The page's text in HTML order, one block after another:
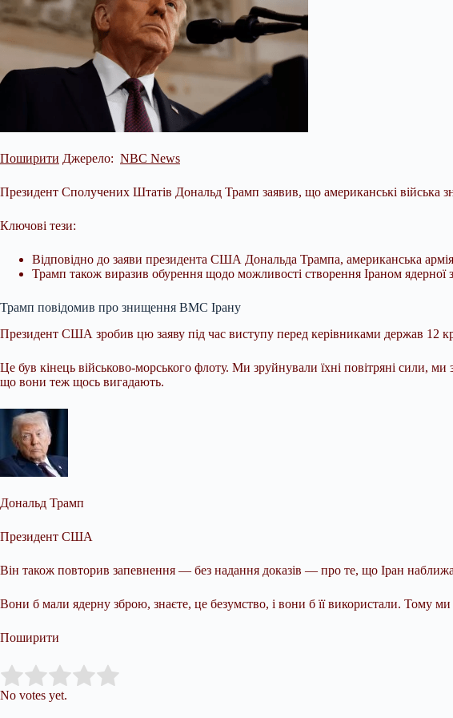
Поширити Джерело: NBC News
Президент Сполучених Штатів Дональд Трамп заявив, що американські війська
Ключові тези:
Відповідно до заяви президента США Дональда Трампа, американська
Трамп також виразив обурення щодо можливості створення Іраном ядерної
Трамп повідомив про знищення ВМС Ірану
Президент США зробив цю заяву під час виступу перед керівниками держав 12
Це був кінець військово-морського флоту. Ми зруйнували їхні повітряні сили,
що вони теж щось вигадають.
Дональд Трамп
Президент США
Він також повторив запевнення — без надання доказів — про те, що Іран
Вони б мали ядерну зброю, знаєте, це безумство, і вони б її використали. Тому ми
Поширити
Rate this item:
No votes yet.